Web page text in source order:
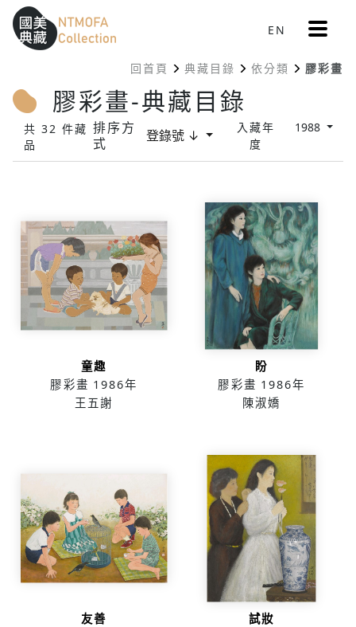
跳到中間主要內容區
網站導覽
::: EN 更
多
單
回首頁 典藏目錄 依分類 膠彩畫
膠彩畫-典藏目錄
共 32 件藏
品
排序方
式
登錄號 ↓
入藏年
度
1988
童趣
膠彩畫 1986年
王五謝
盼
膠彩畫 1986年
陳淑嬌
友善 試妝